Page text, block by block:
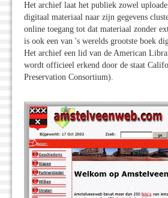
Het archief laat het publiek zowel
digitaal materiaal naar zijn gegevens
online toegang tot dat materiaal zonder
is ook een van 's werelds grootste boek
Het archief een lid van de American
wordt officieel erkend door de staat
Preservation Consortium).